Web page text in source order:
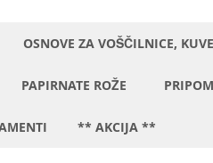
OSNOVE ZA VOŠČILNICE,
PAPIRNATE ROŽE
** AKCIJA **